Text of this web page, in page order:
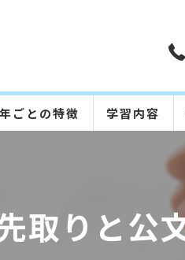
ごとの特徴 学習内容
英語
取りと公